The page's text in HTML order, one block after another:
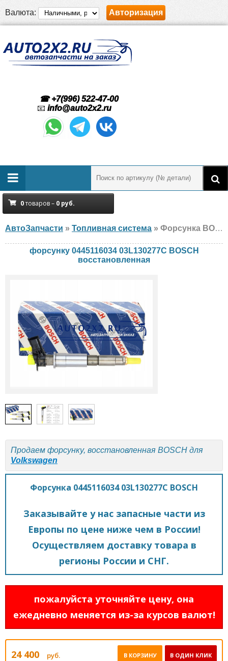
Валюта: Авторизация
☎ +7(996) 522-47-00
📧 info@auto2x2.ru
0товаров – 0 руб.
АвтоЗапчасти » Топливная система » Форсунка BOSCH 0445116034 03L130277C Volkswagen, восстановленная
форсунку 0445116034 03L130277C BOSCH
восстановленная
Продаем форсунку, восстановленная BOSCH для
Volkswagen
Форсунка 0445116034 03L130277C BOSCH
Заказывайте у нас запасные части из
Европы по цене ниже чем в России!
Осуществляем доставку товара в
регионы России и СНГ.
пожалуйста уточняйте цену, она
ежедневно меняется из-за курсов валют!
24 400 руб. В ОДИН КЛИК
В КОРЗИНУ